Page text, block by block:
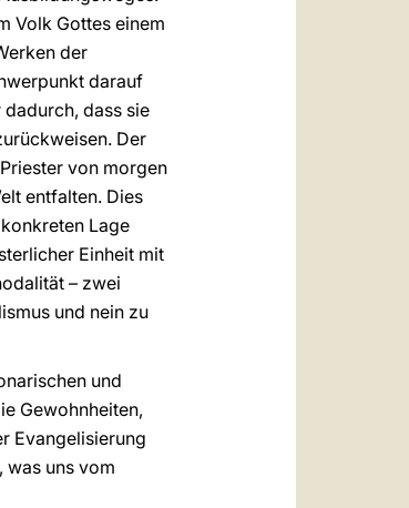
Volk Gottes einem
der
darauf
dass sie
Der
von morgen
entfalten. Dies
Lage
Einheit mit
– zwei
und nein zu
und
Gewohnheiten,
Evangelisierung
was uns vom